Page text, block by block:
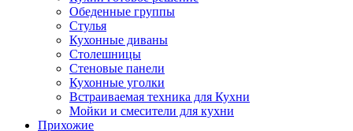
Обеденные группы
Стулья
Кухонные диваны
Столешницы
Стеновые панели
Кухонные уголки
Встраиваемая техника для Кухни
Мойки и смесители для кухни
Прихожие